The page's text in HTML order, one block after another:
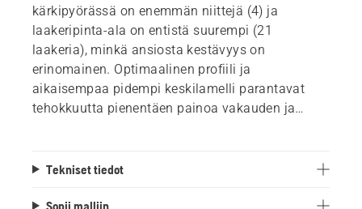
kärkipyörässä on enemmän niittejä (4) ja
laakeripinta-ala on entistä suurempi (21
laakeria), minkä ansiosta kestävyys on
erinomainen. Optimaalinen profiili ja
aikaisempaa pidempi keskilamelli parantavat
tehokkuutta pienentäen painoa vakauden ja
auttaen saavuttamaan maksimaaliset tulokset.
Tekniset tiedot
Sopii malliin